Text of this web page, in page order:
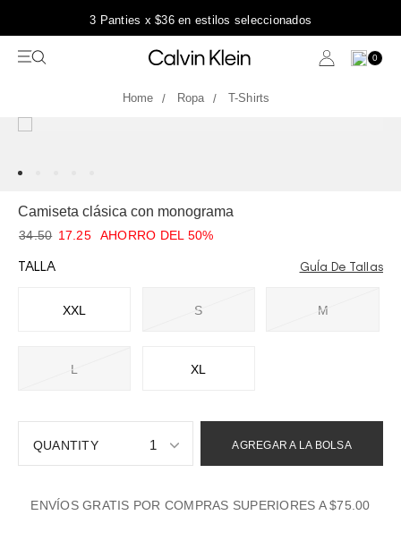
3 Panties x $36 en estilos seleccionados
0
Ropa T-Shirts
Camiseta clásica con monograma
34.50 17.25 AHORRO DEL 50%
TALLA
XXL S M
L XL
GuÍa De Tallas
1
2
AGREGAR A LA BOLSA
ENVÍOS GRATIS POR COMPRAS SUPERIORES A $75.00